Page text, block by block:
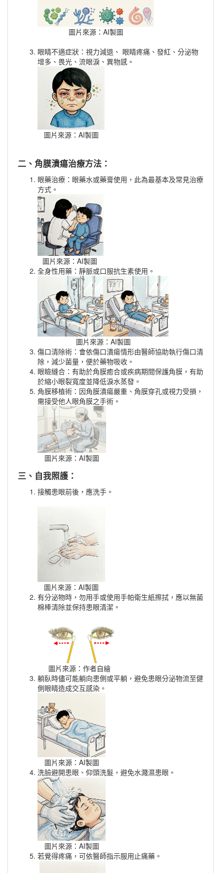
圖片來源：AI製圖
眼睛不適症狀：視力減退、 眼睛疼痛、發紅、分泌物
增多、畏光、流眼淚、異物感。
圖片來源：AI製圖
二、角膜潰瘍治療方法：
眼藥治療：眼藥水或藥膏使用，此為最基本及常見治療
方式。
圖片來源：AI製圖
全身性用藥：靜脈或口服抗生素使用。
圖片來源：AI製圖
傷口清除術：會依傷口潰瘍情形由醫師協助執行傷口清
除，減少菌量，便於藥物吸收。
眼瞼縫合：有助於角膜癒合或疾病期間保護角膜，有助
於縮小眼裂寬度並降低淚水蒸發。
角膜移植術：因角膜潰瘍嚴重、角膜穿孔或視力受損，
需接受他人眼角膜之手術。
圖片來源：AI製圖
三、自我照護：
接觸患眼前後，應洗手。
圖片來源：AI製圖
有分泌物時，勿用手或使用手帕衛生紙擦拭，應以無菌
棉棒清除並保持患眼清潔。
圖片來源：作者自繪
躺臥時儘可能躺向患側或平躺，避免患眼分泌物流至健
側眼睛造成交互感染。
圖片來源：AI製圖
洗臉避開患眼、仰頭洗髮，避免水濺濕患眼。
圖片來源：AI製圖
若覺得疼痛，可依醫師指示服用止痛藥。